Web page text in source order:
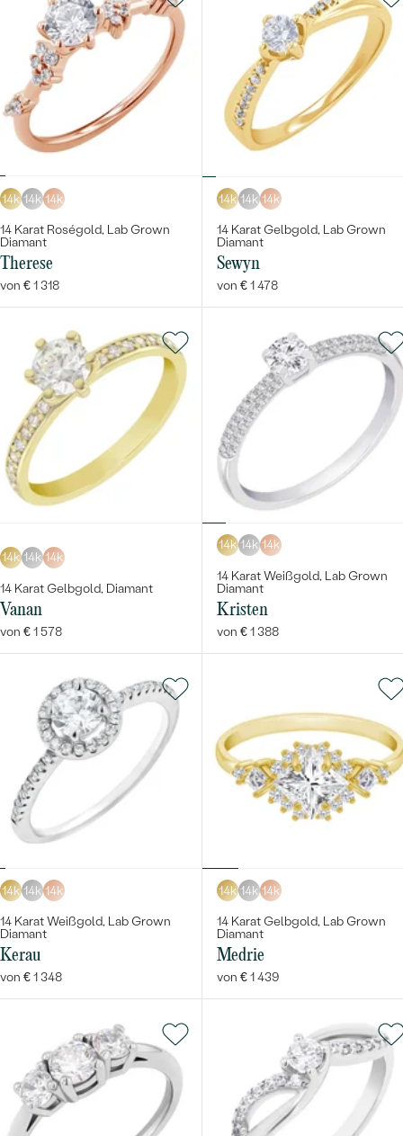
14k 14k 14k
14 Karat Roségold, Lab Grown
Diamant
Therese
von € 1 318
14k 14k 14k
14 Karat Gelbgold, Lab Grown
Diamant
Sewyn
von € 1 478
14k 14k 14k
14 Karat Gelbgold, Diamant
Vanan
von € 1 578
14k 14k 14k
14 Karat Weißgold, Lab Grown
Diamant
Kristen
von € 1 388
14k 14k 14k
14 Karat Weißgold, Lab Grown
Diamant
Kerau
von € 1 348
14k 14k 14k
14 Karat Gelbgold, Lab Grown
Diamant
Medrie
von € 1 439